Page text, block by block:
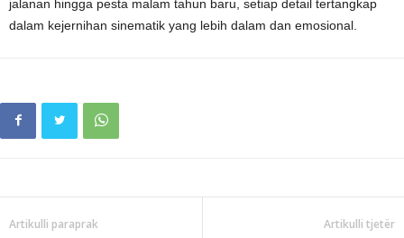
jalanan hingga pesta malam tahun baru, setiap detail tertangkap
dalam kejernihan sinematik yang lebih dalam dan emosional.
Artikulli paraprak Artikulli tjetër